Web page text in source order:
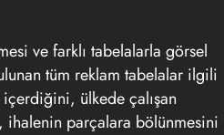
ve farklı tabelalarla görsel
tüm reklam tabelalar ilgili
ülkede çalışan
ihalenin parçalara bölünmesini